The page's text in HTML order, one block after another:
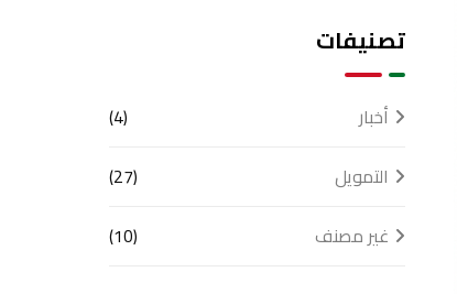
تصنيفات
أخبار
(4)
التمويل
(27)
غير مصنف
(10)